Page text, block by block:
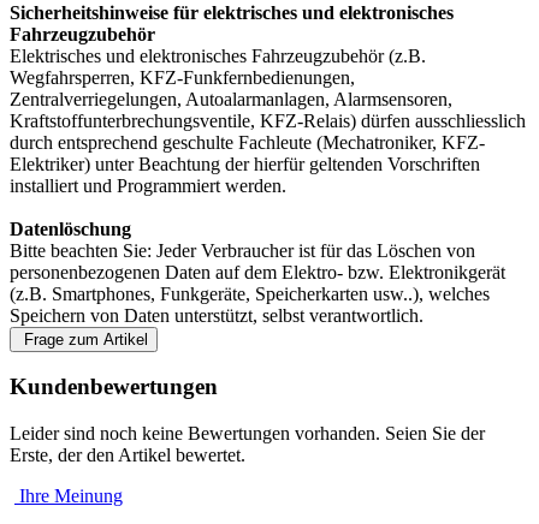
Sicherheitshinweise für elektrisches und elektronisches
Fahrzeugzubehör
Elektrisches und elektronisches Fahrzeugzubehör (z.B.
Wegfahrsperren, KFZ-Funkfernbedienungen,
Zentralverriegelungen, Autoalarmanlagen, Alarmsensoren,
Kraftstoffunterbrechungsventile, KFZ-Relais) dürfen ausschliesslich
durch entsprechend geschulte Fachleute (Mechatroniker, KFZ-
Elektriker) unter Beachtung der hierfür geltenden Vorschriften
installiert und Programmiert werden.
Datenlöschung
Bitte beachten Sie: Jeder Verbraucher ist für das Löschen von
personenbezogenen Daten auf dem Elektro- bzw. Elektronikgerät
(z.B. Smartphones, Funkgeräte, Speicherkarten usw..), welches
Speichern von Daten unterstützt, selbst verantwortlich.
Frage zum Artikel
Kundenbewertungen
Leider sind noch keine Bewertungen vorhanden. Seien Sie der
Erste, der den Artikel bewertet.
Ihre Meinung